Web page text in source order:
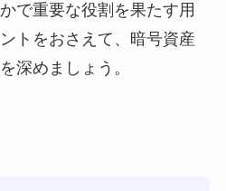
で重要な役割を果たす用
トをおさえて、暗号資産
深めましょう。